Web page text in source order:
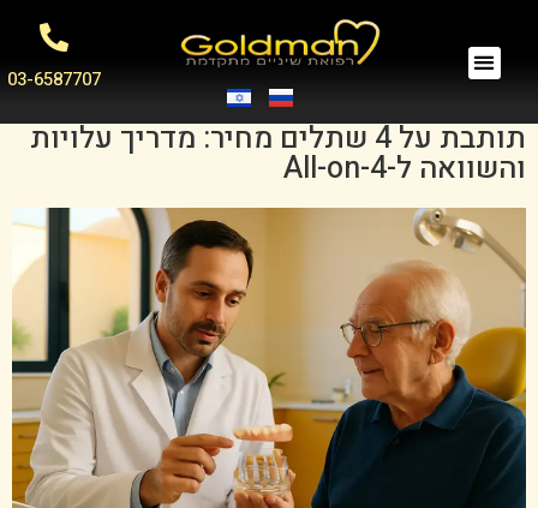
03-6587707
תותבת על 4 שתלים מחיר: מדריך עלויות
והשוואה ל-All-on-4